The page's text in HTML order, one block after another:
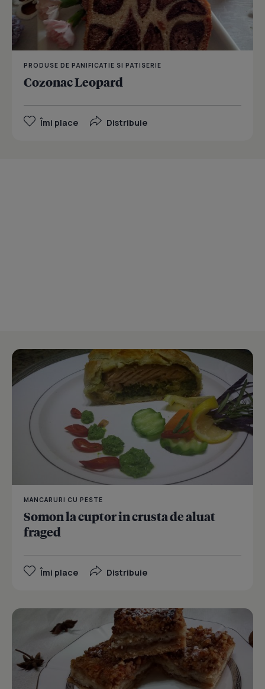
PRODUSE DE PANIFICATIE SI PATISERIE
Cozonac Leopard
Îmi place Distribuie
MANCARURI CU PESTE
Somon la cuptor in crusta de aluat
fraged
Îmi place Distribuie